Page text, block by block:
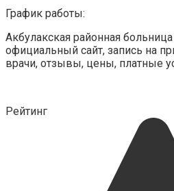
График работы:
Акбулакская районная
официальный сайт, запись на
врачи, отзывы, цены, платные
Рейтинг